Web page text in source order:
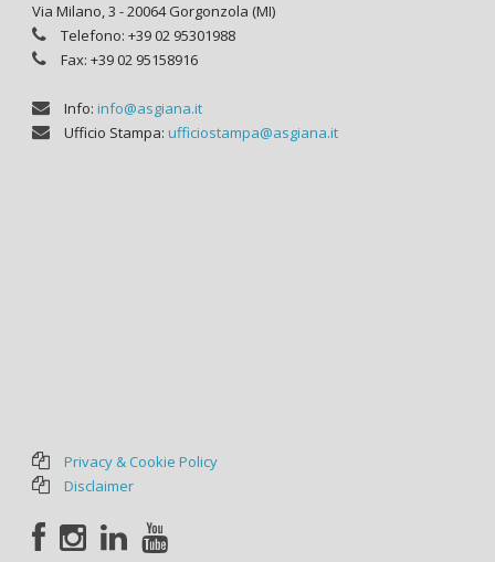
Via Milano, 3 - 20064 Gorgonzola (MI)
Telefono: +39 02 95301988
Fax: +39 02 95158916
Info: info@asgiana.it
Ufficio Stampa: ufficiostampa@asgiana.it
Privacy & Cookie Policy
Disclaimer